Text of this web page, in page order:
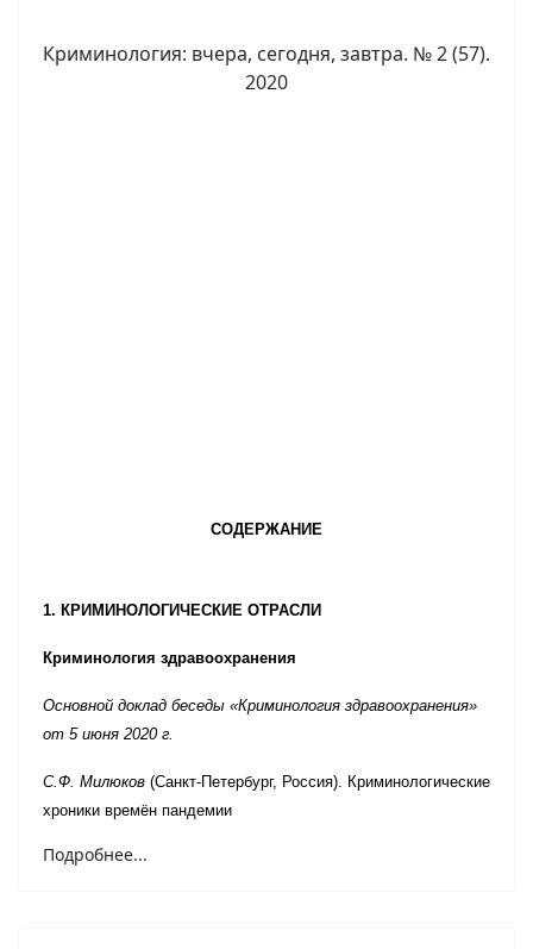
Криминология: вчера, сегодня, завтра. № 2 (57).
2020
СОДЕРЖАНИЕ
1. КРИМИНОЛОГИЧЕСКИЕ ОТРАСЛИ
Криминология здравоохранения
Основной доклад беседы «Криминология здравоохранения»
от 5 июня 2020 г.
С.Ф. Милюков (Санкт-Петербург, Россия). Криминологические
хроники времён пандемии
Подробнее...